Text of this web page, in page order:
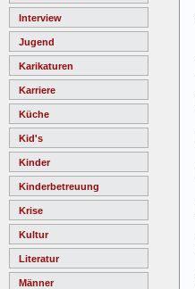
Interview
Jugend
Karikaturen
Karriere
Küche
Kid's
Kinder
Kinderbetreuung
Krise
Kultur
Literatur
Männer